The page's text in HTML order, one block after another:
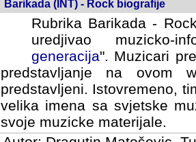
Barikada (INT) - Rock biografije
Rubrika Barikada -
uredjivao muzicko-
Muzicari predstavljeni u
na ovom web portalu
Istovremeno, tim nacinom
sa svjetske muzicke scene
materijale.